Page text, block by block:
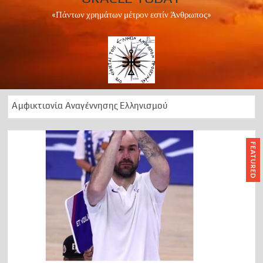
«Πάντων χρημάτων μέτρον εστίν Άνθρωπος»
Αμφικτιονία Αναγέννησης Ελληνισμού
1 Ελληνισμός Χριστιανισμός
Αρχαίοι Δελφοί: Διαχρονική ωδή στο Απολλώνειο φως
50 Χρόνια ….μεταξεταστέας μεταπολίτευσης
1974 ΕΠΙΣΤΡΑΤΕΥΣΗ
Can we foresee the future?
OΡΑ ΤΟ ΜΕΛΛΟΝ
A Lesson in History
FEATURED